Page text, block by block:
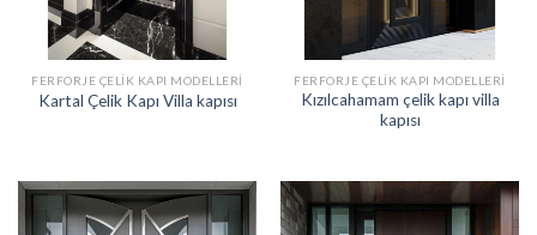
FERFORJE ÇELIK KAPI MODELLERI
Kartal Çelik Kapı Villa kapısı
FERFORJE ÇELIK KAPI MODELLERI
Kızılcahamam çelik kapı villa
kapısı